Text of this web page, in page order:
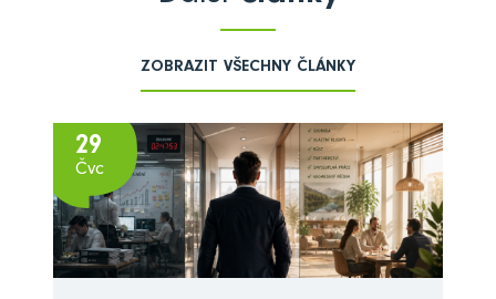
ZOBRAZIT VŠECHNY ČLÁNKY
29
Čvc